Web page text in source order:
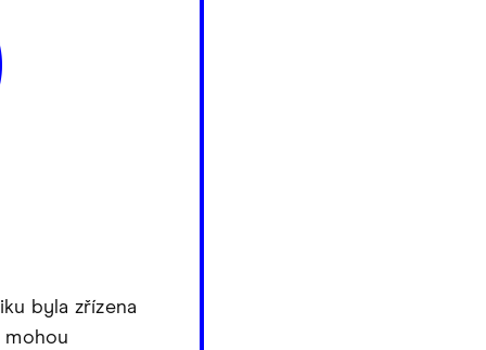
byla zřízena
mohou